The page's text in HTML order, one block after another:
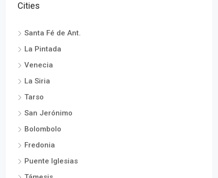
Cities
Santa Fé de Ant.
La Pintada
Venecia
La Siria
Tarso
San Jerónimo
Bolombolo
Fredonia
Puente Iglesias